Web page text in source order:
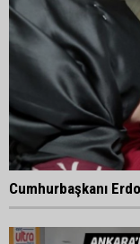
Cumhurbaşkanı